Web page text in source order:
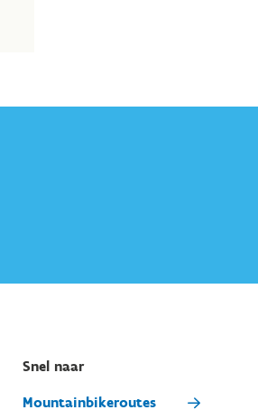
Snel naar
Mountainbikeroutes